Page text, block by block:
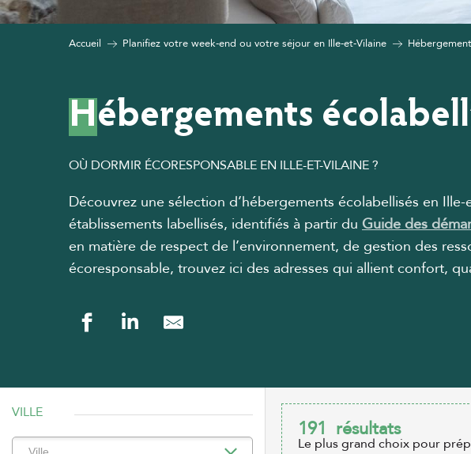
Accueil Planifiez votre week-end ou votre séjour en Ille-et-Vilaine
Hébergements
OÙ DORMIR ÉCORESPONSABLE EN ILLE-ET-VILAINE ?
Découvrez une sélection d’hébergements écolabellisés en
établissements labellisés, identifiés à partir du Guide des
en matière de respect de l’environnement, de gestion des
écoresponsable, trouvez ici des adresses qui allient confort,
VILLE
191 résultats
Le plus grand choix pour